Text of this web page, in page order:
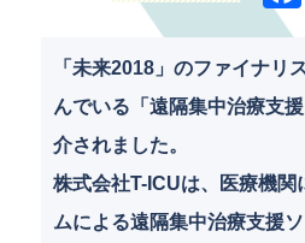
F
a
c
b
o
「未来2018」のファイナリ
んでいる「遠隔集中治療支
介されました。
株式会社T-ICUは、医療機関
ムによる遠隔集中治療支援